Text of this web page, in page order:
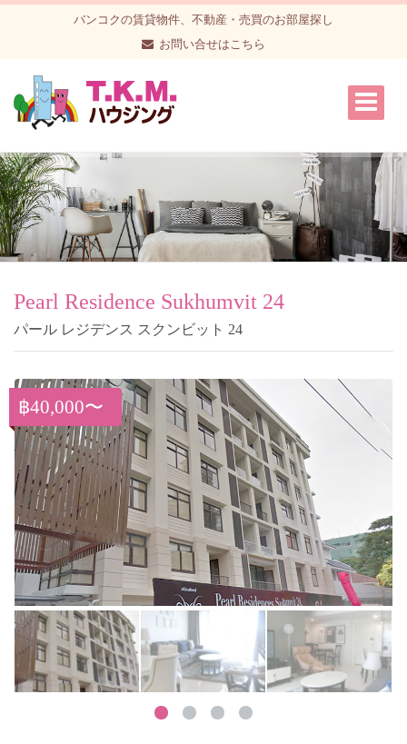
バンコクの賃貸物件、不動産・売買のお部屋探し
お問い合せはこちら
Pearl Residence Sukhumvit 24
パール レジデンス スクンビット 24
฿40,000〜